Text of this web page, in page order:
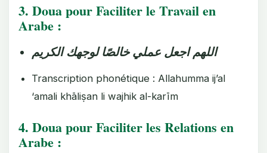
3. Doua pour Faciliter le Travail en
Arabe :
اللهم اجعل عملي خالصًا لوجهك الكريم
Transcription phonétique : Allahumma ij’al
‘amali khāliṣan li wajhik al-karīm
4. Doua pour Faciliter les Relations en
Arabe :